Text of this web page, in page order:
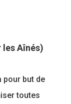
les Aînés)
pour but de
toutes